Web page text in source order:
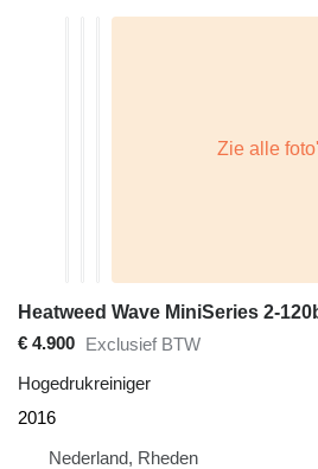
€ 4.900 Exclusief BTW
Hogedrukreiniger
2016
Nederland, Rheden